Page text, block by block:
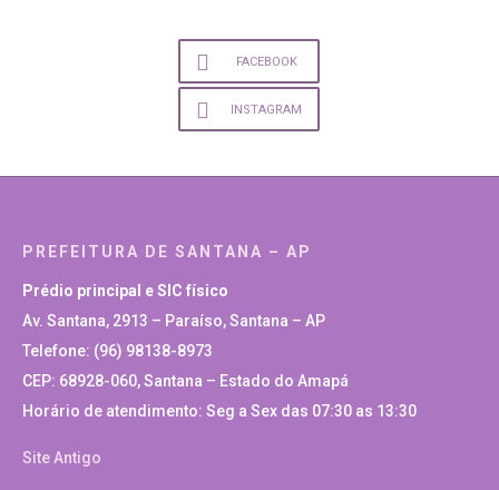
FACEBOOK
INSTAGRAM
PREFEITURA DE SANTANA – AP
Prédio principal e SIC físico
Av. Santana, 2913 – Paraíso, Santana – AP
Telefone: (96) 98138-8973
CEP: 68928-060, Santana – Estado do Amapá
Horário de atendimento: Seg a Sex das 07:30 as 13:30
Site Antigo